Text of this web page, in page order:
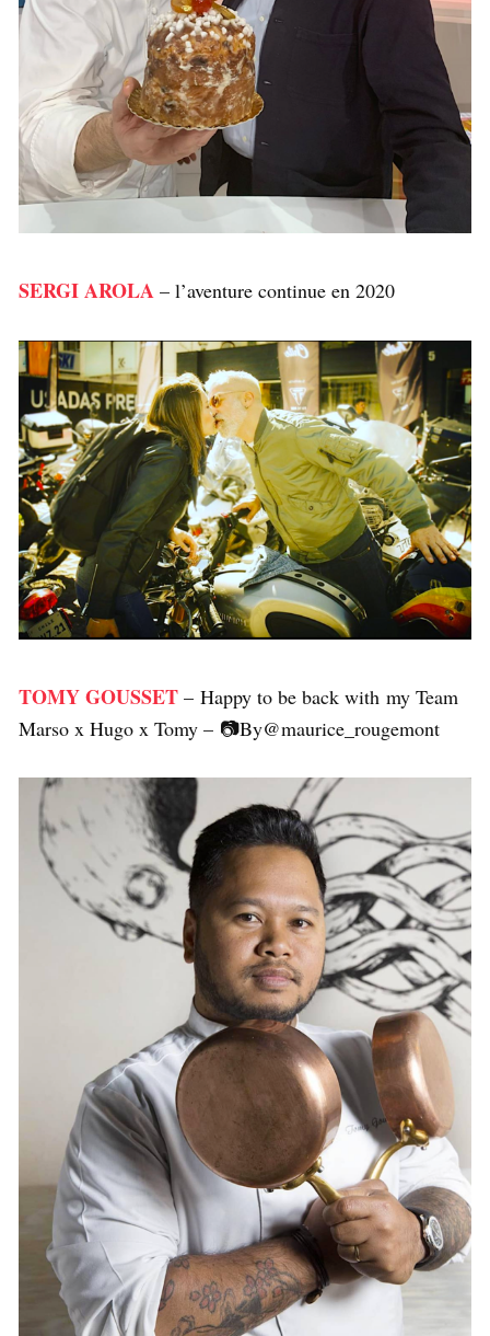
SERGI AROLA – l’aventure continue en 2020
TOMY GOUSSET – Happy to be back with my Team
Marso x Hugo x Tomy – 📷By@maurice_rougemont